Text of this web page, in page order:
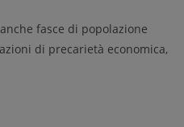
fasce di popolazione
di precarietà economica,